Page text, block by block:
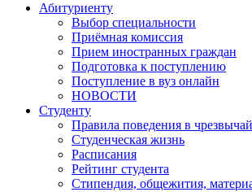
Абитуриенту
Выбор специальности
Приёмная комиссия
Прием иностранных граждан
Подготовка к поступлению
Поступление в вуз онлайн
НОВОСТИ
Студенту
Правила поведения в
Студенческая жизнь
Расписания
Рейтинг студента
Стипендия, общежития,